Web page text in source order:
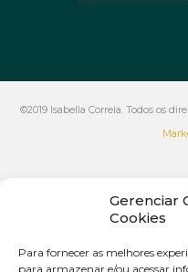
Gerenciar
Cookies
Para fornecer as melhores
para armazenar e/ou acessar
©2019 Isabella Correia. Todos os